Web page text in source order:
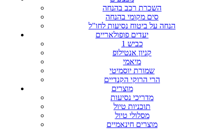
השכרת רכב בהנחה
סים מקומי בהנחה
הנחה על ביטוח נסיעות לחו"ל
יעדים פופולאריים
כביש 1
קניון אנטילופ
מיאמי
שמורת יוסמיטי
הרי הרוקי הקנדיים
מוצרים
מדריכי נסיעות
תוכניות טיול
מסלולי טיול
מוצרים חינאמיים